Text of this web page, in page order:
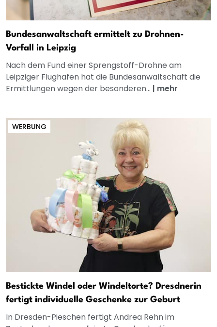
Bundesanwaltschaft ermittelt zu Drohnen-
Vorfall in Leipzig
Nach dem Fund einer Sprengstoff-Drohne am
Leipziger Flughafen hat die Bundesanwaltschaft die
Ermittlungen wegen der besonderen... | mehr
WERBUNG
Bestickte Windel oder Windeltorte? Dresdnerin
fertigt individuelle Geschenke zur Geburt
In Dresden-Pieschen fertigt Andrea Rehn im